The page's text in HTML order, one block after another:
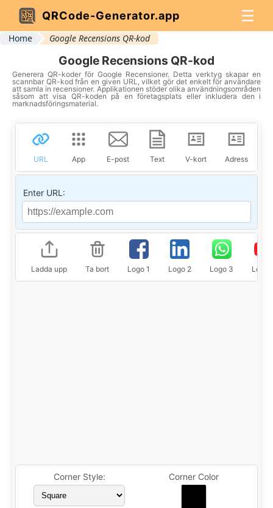
QRCode-Generator.app ☰
Home Google Recensions QR-kod
Google Recensions QR-kod
Generera QR-koder för Google Recensioner. Detta verktyg skapar en
scannbar QR-kod från en given URL, vilket gör det enkelt för användare
att samla in recensioner. Applikationen stöder olika användningsområden
såsom att visa QR-koden på en företagsplats eller inkludera den i
marknadsföringsmaterial.
URL App E-post Text V-kort Adress
Enter URL:
Ladda upp Ta bort Logo 1 Logo 2 Logo 3 Logo
Corner Style: Corner Color